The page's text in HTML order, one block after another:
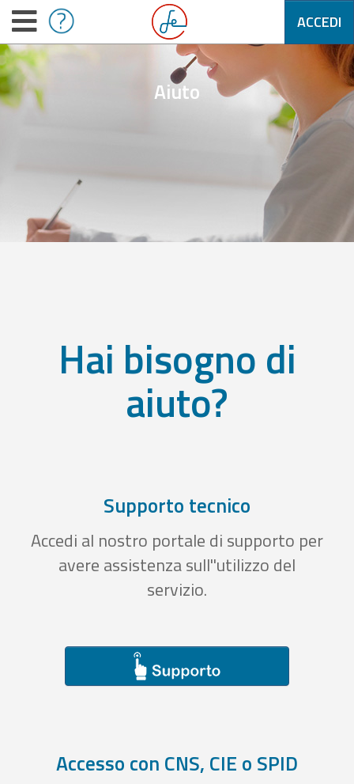
ACCEDI
Aiuto
Hai bisogno di
aiuto?
Supporto tecnico
Accedi al nostro portale di supporto per
avere assistenza sull''utilizzo del
servizio.
Accesso con CNS, CIE o SPID